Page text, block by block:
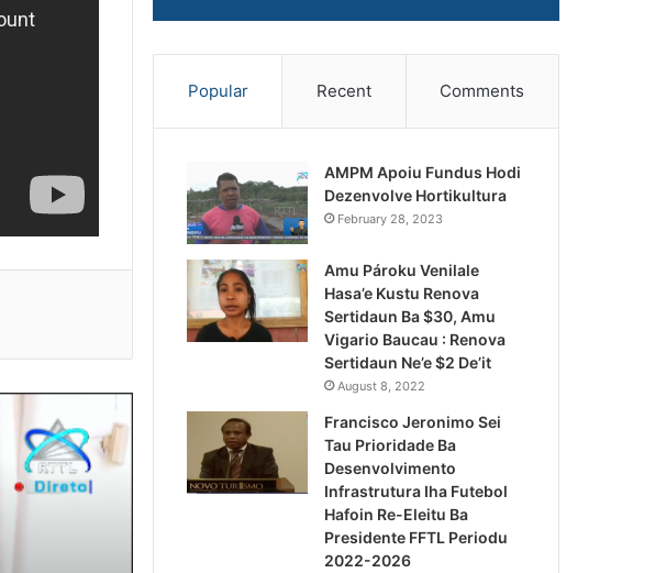
Notísia Kalan
August 4, 2026
Popular Recent Comments
AMPM Apoiu Fundus Hodi
Dezenvolve Hortikultura
February 28, 2023
Amu Pároku Venilale
Hasa’e Kustu Renova
Sertidaun Ba $30, Amu
Vigario Baucau : Renova
Sertidaun Ne’e $2 De’it
August 8, 2022
Francisco Jeronimo Sei
Tau Prioridade Ba
Desenvolvimento
Infrastrutura Iha Futebol
Hafoin Re-Eleitu Ba
Presidente FFTL Periodu
2022-2026